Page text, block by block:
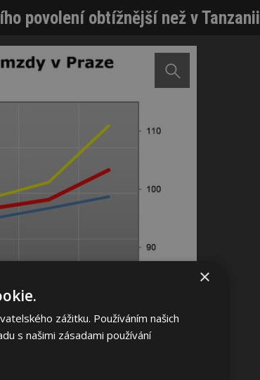
povolení obtížnější než v Tanzanii
×
zážitku. Používáním našich
s našimi zásadami používání